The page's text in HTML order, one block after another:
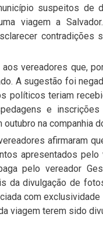
suspeitos de
viagem a
vereadores que,
A sugestão foi
políticos teriam
e
na companhia
afirmaram
apresentados
pelo vereador
da divulgação de
com exclusividade
viagem terem sido